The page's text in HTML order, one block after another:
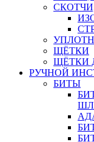
ЩЁТКИ
ЩЁТКИ
РУЧНОЙ
БИТЫ